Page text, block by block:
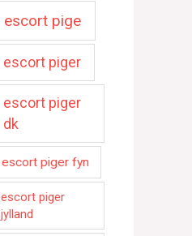
escort pige
escort piger
escort piger
dk
escort piger fyn
escort piger
jylland